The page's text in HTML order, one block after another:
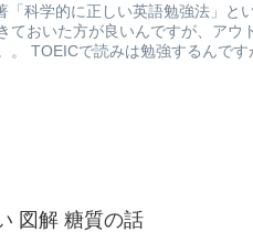
科学的に正しい英語勉強法」と
ておいた方が良いんですが、アウ
の練習が難しいんですよね。。。 TOEICで読みは勉強す
図解 糖質の話